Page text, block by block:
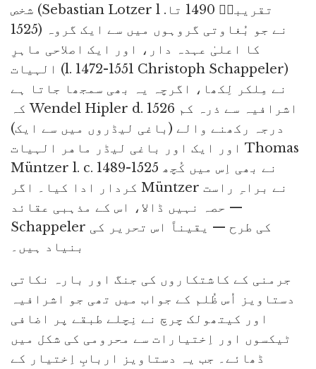
شخص (Sebastian Lotzer l .تقریباؐ 1490 تا
1525) نے جو بُغاوتی گروہوں میں سے ایک گروہ
کا اعلیٰ عہدہ دار، اور ایک اصلاحی ماہرِ
الہیات (l. 1472-1551 Christoph Schappeler)
نے مِلکر لِکھا، اگرچہ یہ بھی سمجھا جاتا ہے
کہ Wendel Hipler d. 1526 اشرافیہ سے ذرہ کم
درجہ رکھنے والے (باغی لیڈروں میں سے ایک)
اور ایک اور باغی لیڈر ماهر الہیات Thomas
Müntzer l. c. 1489-1525 نے بھی اِس میں کُچھ
کردار ادا کیا۔ اگر Müntzer نے براہِ راست
حصہ نہیں ڈالا، اس کے مذہبی عقائد —
Schappeler کی طرح — یقیناً اس تحریر کی
بنیاد ہیں۔
جرمنی کے کاشتکاروں کی جنگ اور بارہ نکاتی
دستاویز اُس ظُلم کے جواب میں تھی جو اشرافیہ
اور کیتھولک چرچ نے نِچلے طبقے پر اضافی
ٹیکسوں اور اِختیارات سے محرومی کی شکل میں
ڈھائے۔ جب یہ دستاویز اربابِ اِختیار کے